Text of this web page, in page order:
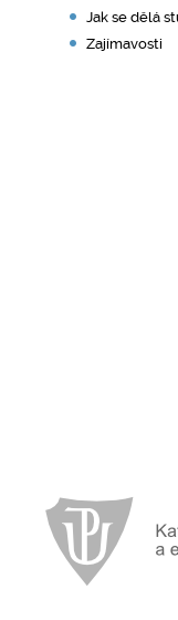
Jak se dělá
Zajímavosti